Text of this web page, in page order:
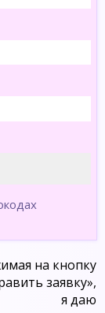
на кнопку
заявку»,
я даю